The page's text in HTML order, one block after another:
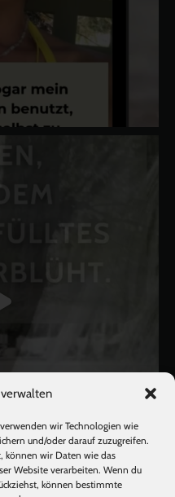
wir Technologien wie
und/oder darauf zuzugreifen.
können wir Daten wie das
Website verarbeiten. Wenn du
können bestimmte